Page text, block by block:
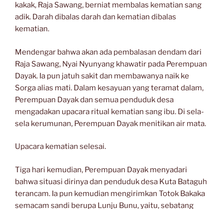
kakak, Raja Sawang, berniat membalas kematian sang
adik. Darah dibalas darah dan kematian dibalas
kematian.
Mendengar bahwa akan ada pembalasan dendam dari
Raja Sawang, Nyai Nyunyang khawatir pada Perempuan
Dayak. Ia pun jatuh sakit dan membawanya naik ke
Sorga alias mati. Dalam kesayuan yang teramat dalam,
Perempuan Dayak dan semua penduduk desa
mengadakan upacara ritual kematian sang ibu. Di sela-
sela kerumunan, Perempuan Dayak menitikan air mata.
Upacara kematian selesai.
Tiga hari kemudian, Perempuan Dayak menyadari
bahwa situasi dirinya dan penduduk desa Kuta Bataguh
terancam. Ia pun kemudian mengirimkan Totok Bakaka
semacam sandi berupa Lunju Bunu, yaitu, sebatang